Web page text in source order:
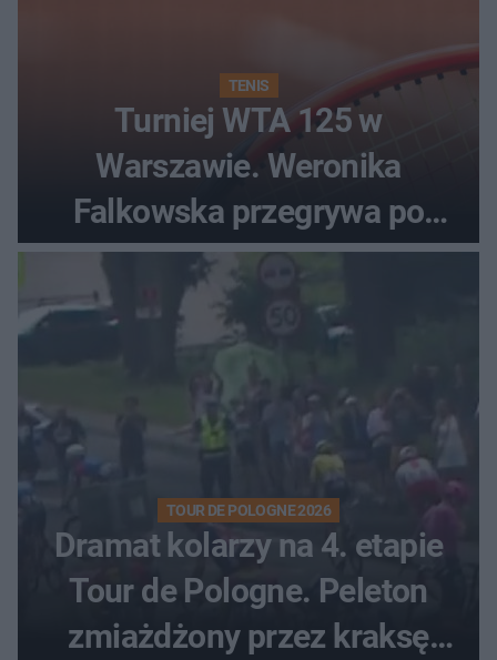
TENIS
Turniej WTA 125 w
Warszawie. Weronika
Falkowska przegrywa po
zaciętym boju
TOUR DE POLOGNE 2026
Dramat kolarzy na 4. etapie
Tour de Pologne. Peleton
zmiażdżony przez kraksę